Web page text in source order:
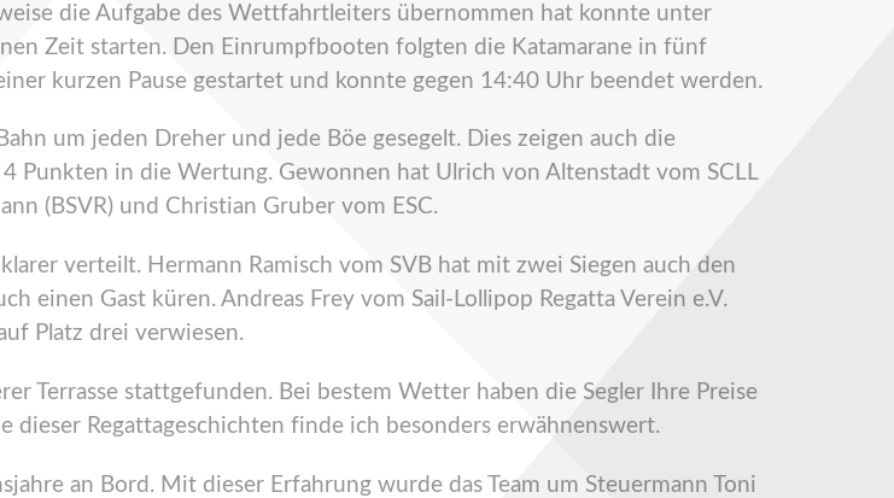
die Aufgabe des Wettfahrtleiters übernommen hat konnte unter
Zeit starten. Den Einrumpfbooten folgten die Katamarane in fünf
kurzen Pause gestartet und konnte gegen 14:40 Uhr beendet werden.
um jeden Dreher und jede Böe gesegelt. Dies zeigen auch die
Punkten in die Wertung. Gewonnen hat Ulrich von Altenstadt vom SCLL
(BSVR) und Christian Gruber vom ESC.
verteilt. Hermann Ramisch vom SVB hat mit zwei Siegen auch den
einen Gast küren. Andreas Frey vom Sail-Lollipop Regatta Verein e.V.
Platz drei verwiesen.
Terrasse stattgefunden. Bei bestem Wetter haben die Segler Ihre Preise
dieser Regattageschichten finde ich besonders erwähnenswert.
an Bord. Mit dieser Erfahrung wurde das Team um Steuermann Toni